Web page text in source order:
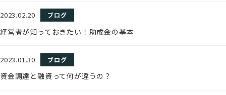
経営者が知っておきたい！助成金の基本
2023.02.20 ブログ
資金調達と融資って何が違うの？
2023.01.30 ブログ